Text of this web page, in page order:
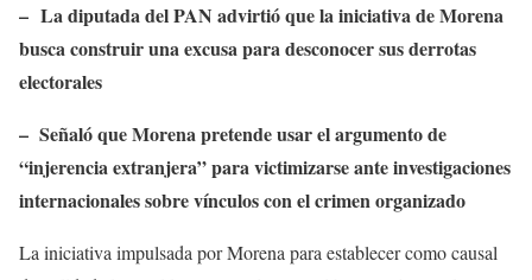
– La diputada del PAN advirtió que la iniciativa de Morena
busca construir una excusa para desconocer sus derrotas
electorales
– Señaló que Morena pretende usar el argumento de
“injerencia extranjera” para victimizarse ante investigaciones
internacionales sobre vínculos con el crimen organizado
La iniciativa impulsada por Morena para establecer como causal